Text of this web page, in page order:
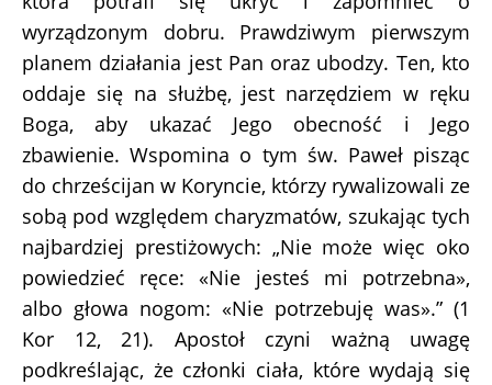
wyrządzonym dobru. Prawdziwym pierwszym
planem działania jest Pan oraz ubodzy. Ten, kto
oddaje się na służbę, jest narzędziem w ręku
Boga, aby ukazać Jego obecność i Jego
zbawienie. Wspomina o tym św. Paweł pisząc
do chrześcijan w Koryncie, którzy rywalizowali ze
sobą pod względem charyzmatów, szukając tych
najbardziej prestiżowych: „Nie może więc oko
powiedzieć ręce: «Nie jesteś mi potrzebna»,
albo głowa nogom: «Nie potrzebuję was».” (1
Kor 12, 21). Apostoł czyni ważną uwagę
podkreślając, że członki ciała, które wydają się